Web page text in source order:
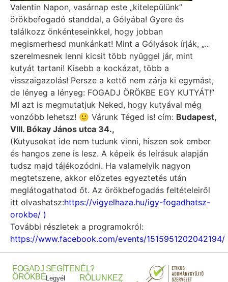
Valentin Napon, vasárnap este „kitelepülünk”
örökbefogadó standdal, a Gólyába! Gyere és
találkozz önkénteseinkkel, hogy jobban
megismerhesd munkánkat! Mint a Gólyások írják, „..
szerelmesnek lenni kicsit több nyűggel jár, mint
kutyát tartani! Kisebb a kockázat, több a
visszaigazolás! Persze a kettő nem zárja ki egymást,
de lényeg a lényeg: FOGADJ ÖRÖKBE EGY KUTYÁT!”
MI azt is megmutatjuk Neked, hogy kutyával még
vonzóbb lehetsz! 🙂 Várunk Téged is! cím: Budapest,
VIII. Bókay János utca 34.,
(Kutyusokat ide nem tudunk vinni, hiszen sok ember
és hangos zene is lesz. A képeik és leírásuk alapján
tudsz majd tájékozódni. Ha valamelyik nagyon
megtetszene, akkor előzetes egyeztetés után
meglátogathatod őt. Az örökbefogadás feltételeiről
itt olvashatsz:https://vigyelhaza.hu/igy-fogadhatsz-
orokbe/ )
További részletek a programokról:
https://www.facebook.com/events/1515951202042194/
FOGADJ
ÖRÖKBE
SEGÍTENÉL?
Legyél RÓLUNKEZ